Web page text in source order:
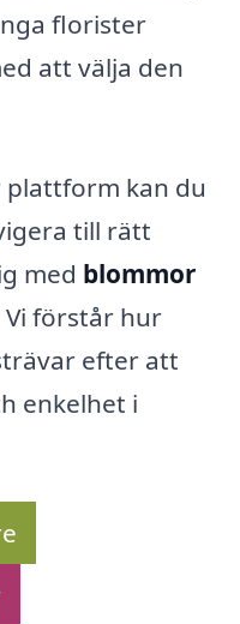
florister
att välja den
plattform kan du
till rätt
med blommor
Vi förstår hur
efter att
enkelhet i